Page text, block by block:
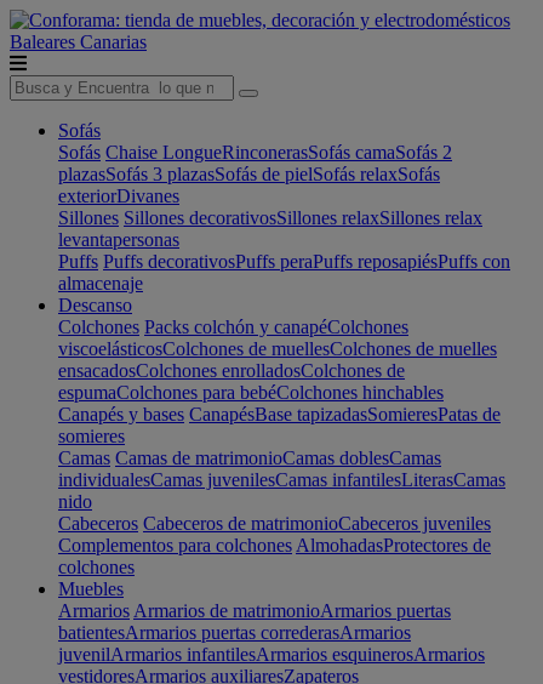
Baleares Canarias
Sofás
Sofás Chaise LongueRinconerasSofás camaSofás 2
plazasSofás 3 plazasSofás de pielSofás relaxSofás
exteriorDivanes
Sillones Sillones decorativosSillones relaxSillones relax
levantapersonas
Puffs Puffs decorativosPuffs peraPuffs reposapiésPuffs con
almacenaje
Descanso
Colchones Packs colchón y canapéColchones
viscoelásticosColchones de muellesColchones de muelles
ensacadosColchones enrolladosColchones de
espumaColchones para bebéColchones hinchables
Canapés y bases CanapésBase tapizadasSomieresPatas de
somieres
Camas Camas de matrimonioCamas doblesCamas
individualesCamas juvenilesCamas infantilesLiterasCamas
nido
Cabeceros Cabeceros de matrimonioCabeceros juveniles
Complementos para colchones AlmohadasProtectores de
colchones
Muebles
Armarios Armarios de matrimonioArmarios puertas
batientesArmarios puertas correderasArmarios
juvenilArmarios infantilesArmarios esquinerosArmarios
vestidoresArmarios auxiliaresZapateros